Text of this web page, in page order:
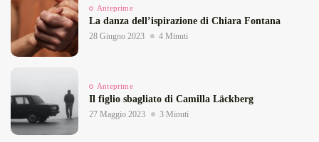
Anteprime
La danza dell’ispirazione di Chiara Fontana
28 Giugno 2023 4 Minuti
Anteprime
Il figlio sbagliato di Camilla Läckberg
27 Maggio 2023 3 Minuti